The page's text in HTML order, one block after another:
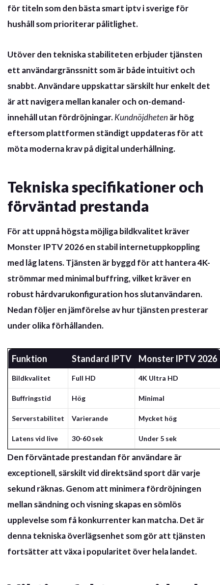
för titeln som den bästa smart iptv i sverige för
hushåll som prioriterar pålitlighet.
Utöver den tekniska stabiliteten erbjuder tjänsten
ett användargränssnitt som är både intuitivt och
snabbt. Användare uppskattar särskilt hur enkelt det
är att navigera mellan kanaler och on-demand-
innehåll utan fördröjningar.Kundnöjdhetenär hög
eftersom plattformen ständigt uppdateras för att
möta moderna krav på digital underhållning.
Tekniska specifikationer och
förväntad prestanda
För att uppnå högsta möjliga bildkvalitet kräver
Monster IPTV 2026 en stabil internetuppkoppling
med låg latens. Tjänsten är byggd för att hantera 4K-
strömmar med minimal buffring, vilket kräver en
robust hårdvarukonfiguration hos slutanvändaren.
Nedan följer en jämförelse av hur tjänsten presterar
under olika förhållanden.
Funktion Standard IPTV Monster IPTV 2026
Bildkvalitet Full HD 4K Ultra HD
Buffringstid Hög Minimal
Serverstabilitet Varierande Mycket hög
Latens vid live 30-60 sek Under 5 sek
Den förväntade prestandan för användare är
exceptionell, särskilt vid direktsänd sport där varje
sekund räknas. Genom att minimera fördröjningen
mellan sändning och visning skapas en sömlös
upplevelse som få konkurrenter kan matcha. Det är
denna tekniska överlägsenhet som gör att tjänsten
fortsätter att växa i popularitet över hela landet.